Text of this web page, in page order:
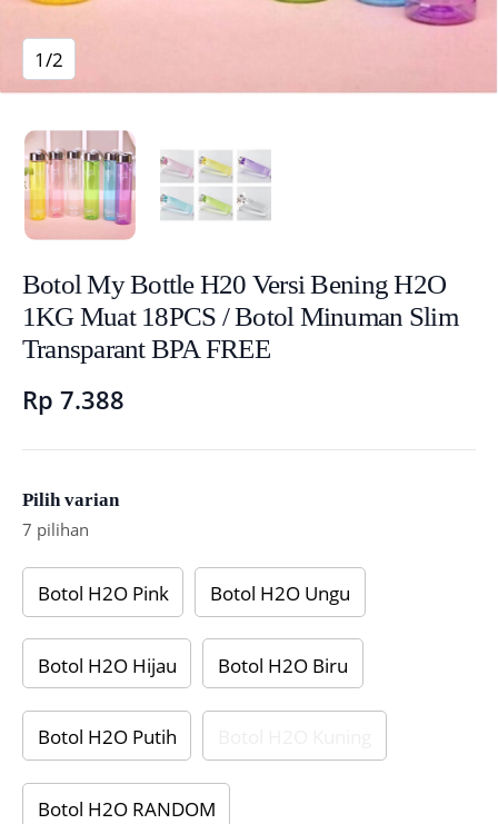
1/2
Botol My Bottle H20 Versi Bening H2O
1KG Muat 18PCS / Botol Minuman Slim
Transparant BPA FREE
Rp 7.388
Pilih varian
7 pilihan
Botol H2O Pink Botol H2O Ungu
Botol H2O Hijau Botol H2O Biru
Botol H2O Putih
Botol H2O RANDOM